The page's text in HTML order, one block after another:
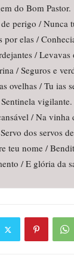
do Bom Pastor.
perigo / Nunca
por elas /
/
/ Seguros e
ovelhas / Tu ias
vigilante.
/ Na
dos servos
teu nome /
/ E glória da